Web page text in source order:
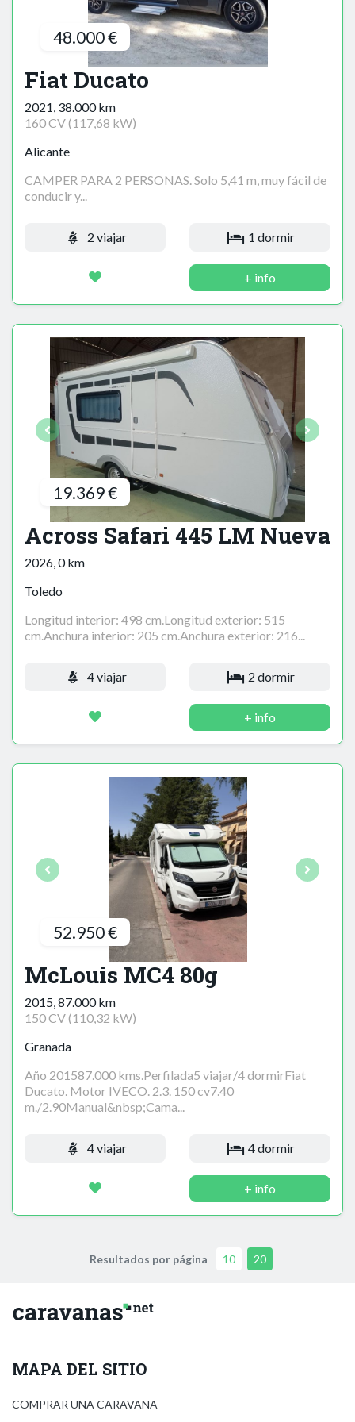
48.000 €
Fiat Ducato
2021, 38.000 km
160 CV (117,68 kW)
Alicante
CAMPER PARA 2 PERSONAS. Solo 5,41 m, muy fácil de
conducir y...
2 viajar 1 dormir
+ info
19.369 €
Across Safari 445 LM Nueva
2026, 0 km
Toledo
Longitud interior: 498 cm.Longitud exterior: 515
cm.Anchura interior: 205 cm.Anchura exterior: 216...
4 viajar 2 dormir
+ info
52.950 €
McLouis MC4 80g
2015, 87.000 km
150 CV (110,32 kW)
Granada
Año 201587.000 kms.Perfilada5 viajar/4 dormirFiat
Ducato. Motor IVECO. 2.3. 150 cv7.40
m./2.90Manual&nbsp;Cama...
4 viajar 4 dormir
+ info
Resultados por página 10 20
MAPA DEL SITIO
COMPRAR UNA CARAVANA